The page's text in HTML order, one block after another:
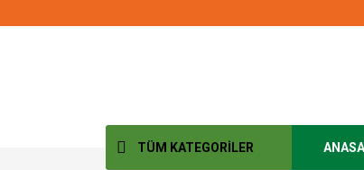
TÜM KATEGORİLER